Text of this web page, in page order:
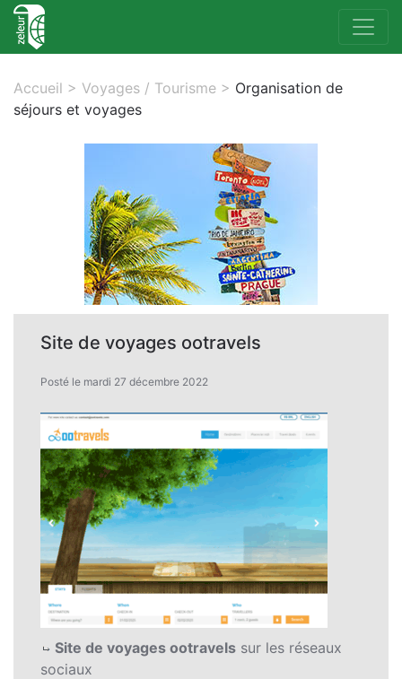
Accueil > Voyages / Tourisme > Organisation de
séjours et voyages
Site de voyages ootravels
Posté le mardi 27 décembre 2022
Site de voyages ootravels sur les réseaux
sociaux